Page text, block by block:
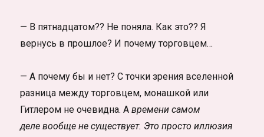
— В пятнадцатом?? Не поняла. Как это?? Я
вернусь в прошлое? И почему торговцем…
— А почему бы и нет? С точки зрения вселенной
разница между торговцем, монашкой или
Гитлером не очевидна. Авремени самом
деле вообще не существует. Это просто иллюзия